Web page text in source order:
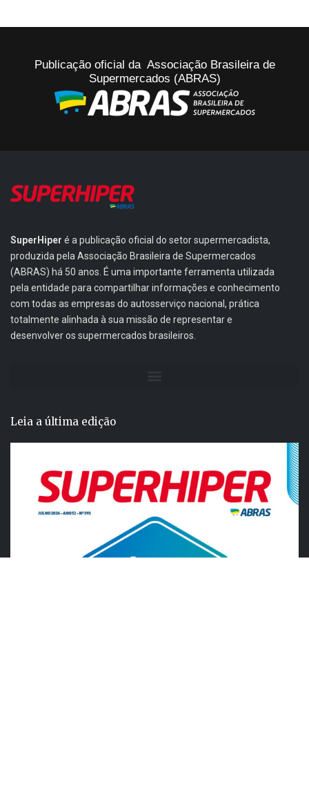
Publicação oficial da Associação Brasileira de
Supermercados (ABRAS)
SuperHiper é a publicação oficial do setor supermercadista,
produzida pela Associação Brasileira de Supermercados
(ABRAS) há 50 anos. É uma importante ferramenta utilizada
pela entidade para compartilhar informações e conhecimento
com todas as empresas do autosserviço nacional, prática
totalmente alinhada à sua missão de representar e
desenvolver os supermercados brasileiros.
Leia a última edição